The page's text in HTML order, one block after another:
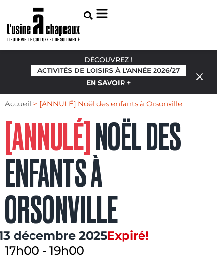
DÉCOUVREZ !
ACTIVITÉS DE LOISIRS À L'ANNÉE 2026/27
EN SAVOIR +
Accueil > [ANNULÉ] Noël des enfants à Orsonville
[ANNULÉ] NOËL DES
ENFANTS À
ORSONVILLE
décembre 2025Expiré!
17h00 - 19h00